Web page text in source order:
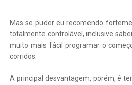
Mas se puder eu recomendo
totalmente controlável, inclusive
muito mais fácil programar o
corridos.
A principal desvantagem, porém, é